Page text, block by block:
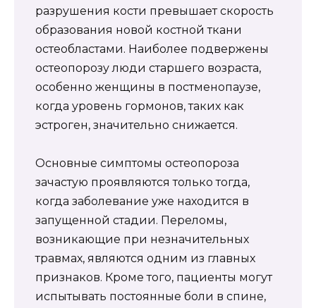
разрушения кости превышает скорость
образования новой костной ткани
остеобластами. Наиболее подвержены
остеопорозу люди старшего возраста,
особенно женщины в постменопаузе,
когда уровень гормонов, таких как
эстроген, значительно снижается.
Основные симптомы остеопороза
зачастую проявляются только тогда,
когда заболевание уже находится в
запущенной стадии. Переломы,
возникающие при незначительных
травмах, являются одним из главных
признаков. Кроме того, пациенты могут
испытывать постоянные боли в спине,